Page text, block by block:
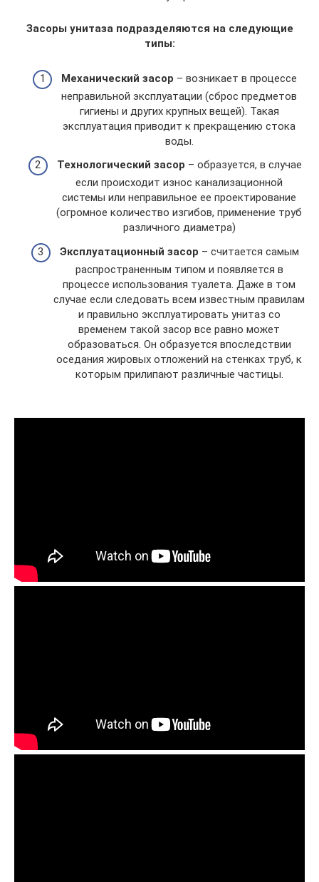
Засоры унитаза подразделяются на следующие
типы:
Механический засор – возникает в процессе
неправильной эксплуатации (сброс предметов
гигиены и других крупных вещей). Такая
эксплуатация приводит к прекращению стока
воды.
Технологический засор – образуется, в случае
если происходит износ канализационной
системы или неправильное ее проектирование
(огромное количество изгибов, применение труб
различного диаметра)
Эксплуатационный засор – считается самым
распространенным типом и появляется в
процессе использования туалета. Даже в том
случае если следовать всем известным правилам
и правильно эксплуатировать унитаз со
временем такой засор все равно может
образоваться. Он образуется впоследствии
оседания жировых отложений на стенках труб, к
которым прилипают различные частицы.